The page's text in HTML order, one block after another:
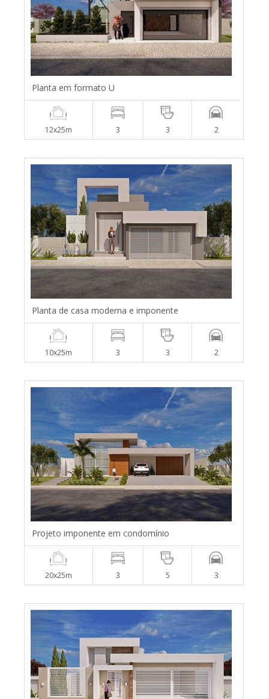
Planta em formato U
12x25m 3 3 2
Planta de casa moderna e imponente
10x25m 3 3 2
Projeto imponente em condomínio
20x25m 3 5 3